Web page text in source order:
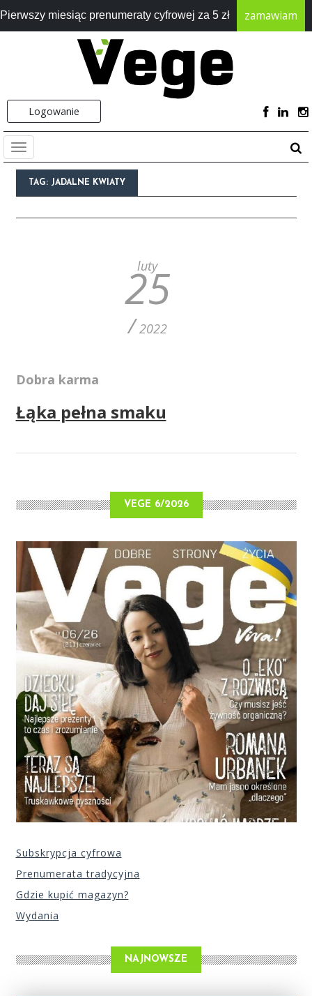
Pierwszy miesiąc prenumeraty cyfrowej za 5 zł zamawiam
Logowanie
TAG: JADALNE KWIATY
luty
25
/ 2022
Dobra karma
Łąka pełna smaku
VEGE 6/2026
Subskrypcja cyfrowa
Prenumerata tradycyjna
Gdzie kupić magazyn?
Wydania
NAJNOWSZE